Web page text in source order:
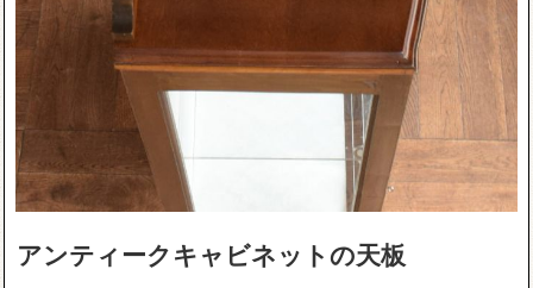
アンティークキャビネットの天板